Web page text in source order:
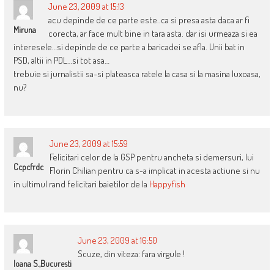
Miruna
June 23, 2009 at 15:13
acu depinde de ce parte este..ca si presa asta daca ar fi
corecta, ar face mult bine in tara asta. dar isi urmeaza si ea
interesele…si depinde de ce parte a baricadei se afla. Unii bat in
PSD, altii in PDL…si tot asa…
trebuie si jurnalistii sa-si plateasca ratele la casa si la masina luxoasa,
nu?
Ccpcfrdc
June 23, 2009 at 15:59
Felicitari celor de la GSP pentru ancheta si demersuri, lui
Florin Chilian pentru ca s-a implicat in acesta actiune si nu
in ultimul rand felicitari baietilor de la Happyfish
Ioana S.,Bucuresti
June 23, 2009 at 16:50
Scuze, din viteza: fara virgule !